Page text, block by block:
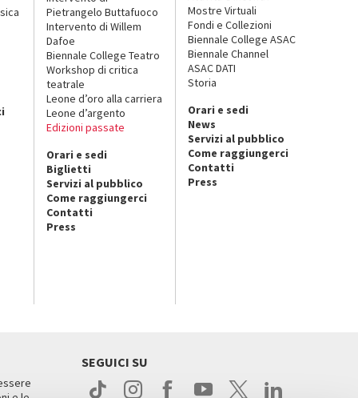
Pietrangelo Buttafuoco
Intervento di Willem
Dafoe
Biennale College Teatro
Workshop di critica
teatrale
Leone d’oro alla carriera
Leone d’argento
Edizioni passate
Orari e sedi
Biglietti
Servizi al pubblico
Come raggiungerci
Contatti
Press
Mostre Virtuali
Fondi e Collezioni
Biennale College ASAC
Biennale Channel
ASAC DATI
Storia
Orari e sedi
News
Servizi al pubblico
Come raggiungerci
Contatti
Press
SEGUICI SU